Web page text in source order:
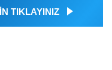
TIKLAYINIZ